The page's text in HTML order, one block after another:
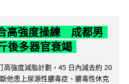
高強度操練 成都男
後多器官衰竭
高強度減脂計劃，45 日內減去約 20
他患上尿源性膿毒症、膿毒性休克